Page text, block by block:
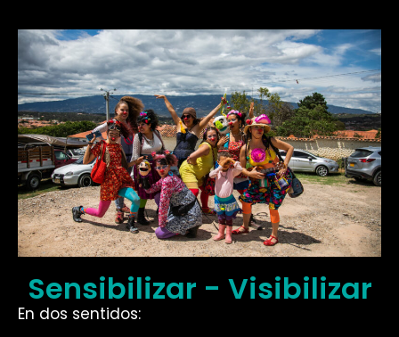
Sensibilizar - Visibilizar
En dos sentidos: